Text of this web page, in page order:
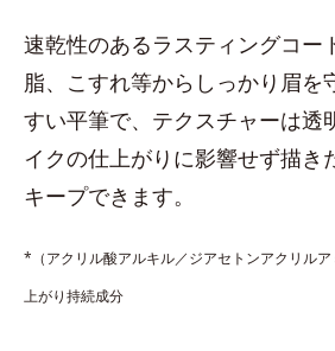
速乾性のあるラスティングコー
脂、こすれ等からしっかり眉を
すい平筆で、テクスチャーは透
イクの仕上がりに影響せず描き
キープできます。
*（アクリル酸アルキル／ジアセトンアクリル
上がり持続成分